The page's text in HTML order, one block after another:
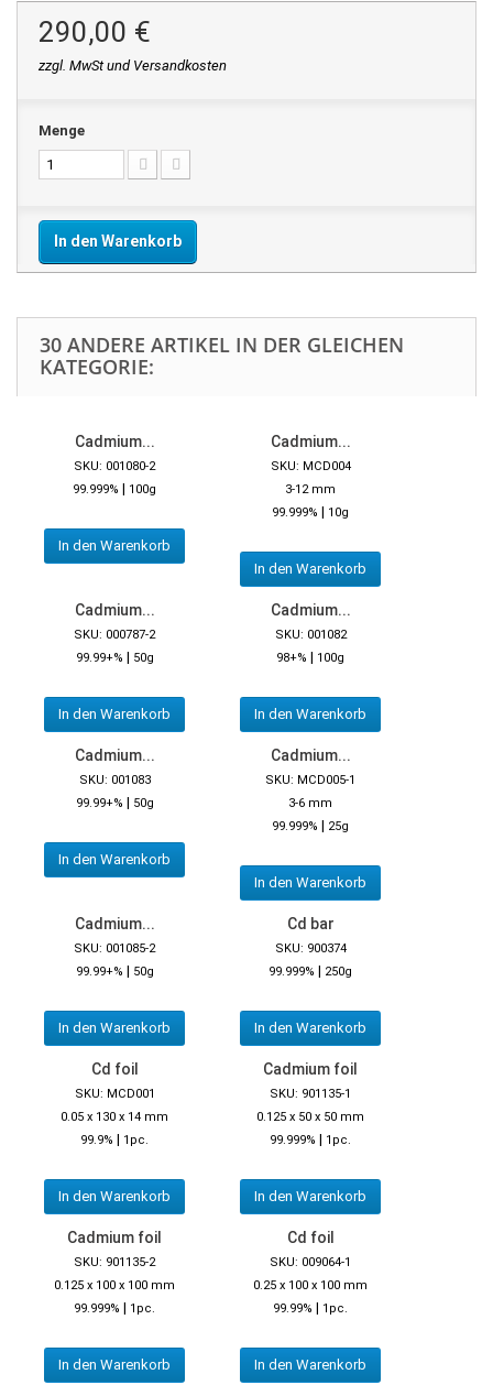
290,00 €
zzgl. MwSt und Versandkosten
Menge
In den Warenkorb
30 ANDERE ARTIKEL IN DER GLEICHEN
KATEGORIE:
Cadmium...
SKU: 001080-2
99.999% | 100g
In den Warenkorb
Cadmium...
SKU: MCD004
3-12 mm
99.999% | 10g
In den Warenkorb
Cadmium...
SKU: 000787-2
99.99+% | 50g
In den Warenkorb
Cadmium...
SKU: 001082
98+% | 100g
In den Warenkorb
Cadmium...
SKU: 001083
99.99+% | 50g
In den Warenkorb
Cadmium...
SKU: MCD005-1
3-6 mm
99.999% | 25g
In den Warenkorb
Cadmium...
SKU: 001085-2
99.99+% | 50g
In den Warenkorb
Cd bar
SKU: 900374
99.999% | 250g
In den Warenkorb
Cd foil
SKU: MCD001
0.05 x 130 x 14 mm
99.9% | 1pc.
In den Warenkorb
Cadmium foil
SKU: 901135-1
0.125 x 50 x 50 mm
99.999% | 1pc.
In den Warenkorb
Cadmium foil
SKU: 901135-2
0.125 x 100 x 100 mm
99.999% | 1pc.
In den Warenkorb
Cd foil
SKU: 009064-1
0.25 x 100 x 100 mm
99.99% | 1pc.
In den Warenkorb